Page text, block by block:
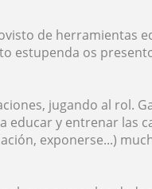
de herramientas
estupenda os
jugando al rol.
educar y entrenar las
exponerse...)